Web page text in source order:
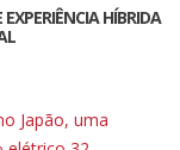
HÍBRIDA